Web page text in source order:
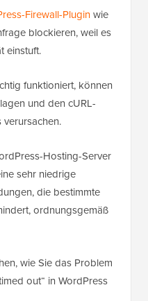
Firewall-Pluginwie
blockieren, weil es
einstuft.
funktioniert, können
und den cURL-
Hosting-Server
sehr niedrige
die bestimmte
ordnungsgemäß
wie Sie das Problem
out“ in WordPress